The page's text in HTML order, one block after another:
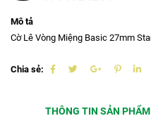
Mô tả
Cờ Lê Vòng Miệng Basic 27mm
Chia sẻ:
THÔNG TIN SẢN PHẨM